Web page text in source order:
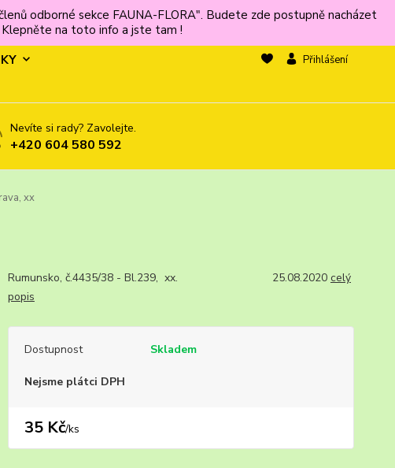
odborné sekce FAUNA-FLORA". Budete zde postupně nacházet
na toto info a jste tam !
Přihlášení
Nevíte si rady? Zavolejte.
+420 604 580 592
xx
Rumunsko, č.4435/38 - Bl.239, xx. 25.08.2020 celý
popis
Dostupnost Skladem
Nejsme plátci DPH
35 Kč/ks